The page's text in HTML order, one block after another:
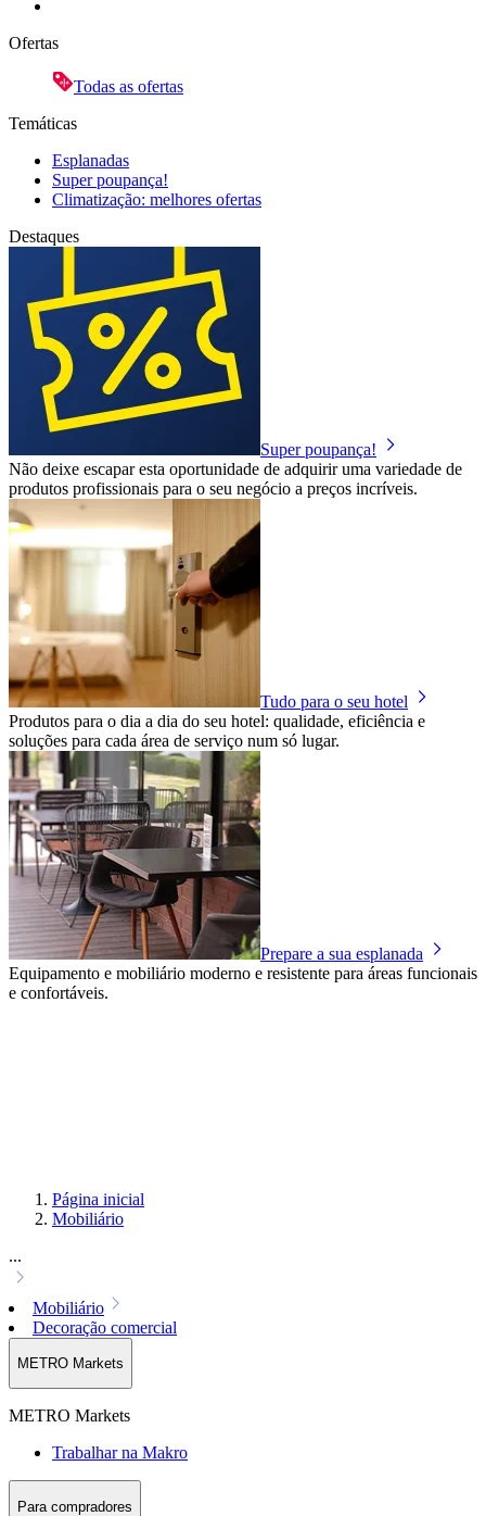
Ofertas
Todas as ofertas
Temáticas
Esplanadas
Super poupança!
Climatização: melhores ofertas
Destaques
Super poupança!
Não deixe escapar esta oportunidade de adquirir uma variedade de
produtos profissionais para o seu negócio a preços incríveis.
Tudo para o seu hotel
Produtos para o dia a dia do seu hotel: qualidade, eficiência e
soluções para cada área de serviço num só lugar.
Prepare a sua esplanada
Equipamento e mobiliário moderno e resistente para áreas funcionais
e confortáveis.
Página inicial
Mobiliário
...
Mobiliário
Decoração comercial
METRO Markets
METRO Markets
Trabalhar na Makro
Para compradores